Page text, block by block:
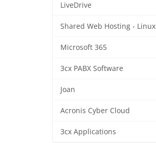
LiveDrive
Shared Web Hosting - Linux
Microsoft 365
3cx PABX Software
Joan
Acronis Cyber Cloud
3cx Applications